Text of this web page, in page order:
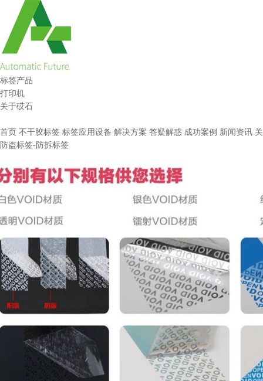
标签产品
打印机
关于砹石
首页 不干胶标签 标签应用设备 解决方案 答疑解惑 成功案例 新闻资讯
防盗标签-防拆标签